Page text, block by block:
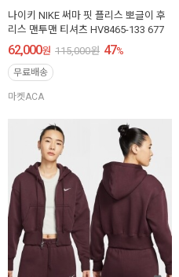
나이키 NIKE 써마 핏 플리스 뽀글이 후
리스 맨투맨 티셔츠 HV8465-133 677
62,000원 115,000원 47%
무료배송
마켓ACA